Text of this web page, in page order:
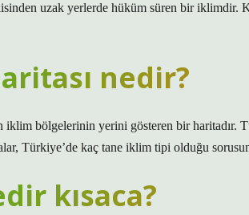
uzak yerlerde hüküm süren bir iklimdir.
nedir?
iklim bölgelerinin yerini gösteren bir haritadır.
Türkiye’de kaç tane iklim tipi olduğu
kısaca?